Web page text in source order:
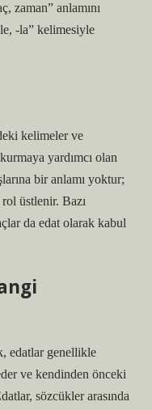
zaman” anlamını
-la” kelimesiyle
kelimeler ve
yardımcı olan
bir anlamı yoktur;
üstlenir. Bazı
da edat olarak kabul
edatlar genellikle
ve kendinden önceki
sözcükler arasında